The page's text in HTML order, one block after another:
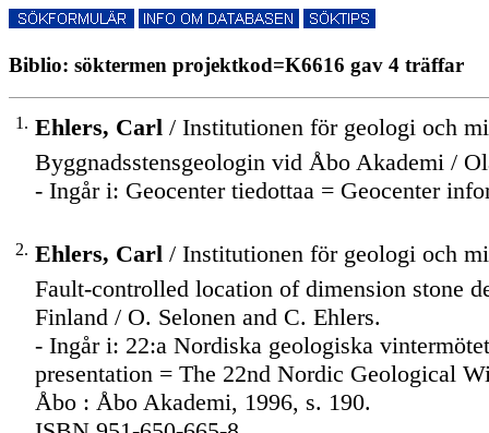
Biblio: söktermen projektkod=K6616 gav 4 träffar
1. Ehlers, Carl / Institutionen för geologi och
Byggnadsstensgeologin vid Åbo Akademi /
- Ingår i: Geocenter tiedottaa = Geocenter
2. Ehlers, Carl / Institutionen för geologi och
Fault-controlled location of dimension stone
Finland / O. Selonen and C. Ehlers.
- Ingår i: 22:a Nordiska geologiska
presentation = The 22nd Nordic Geological
Åbo : Åbo Akademi, 1996, s. 190.